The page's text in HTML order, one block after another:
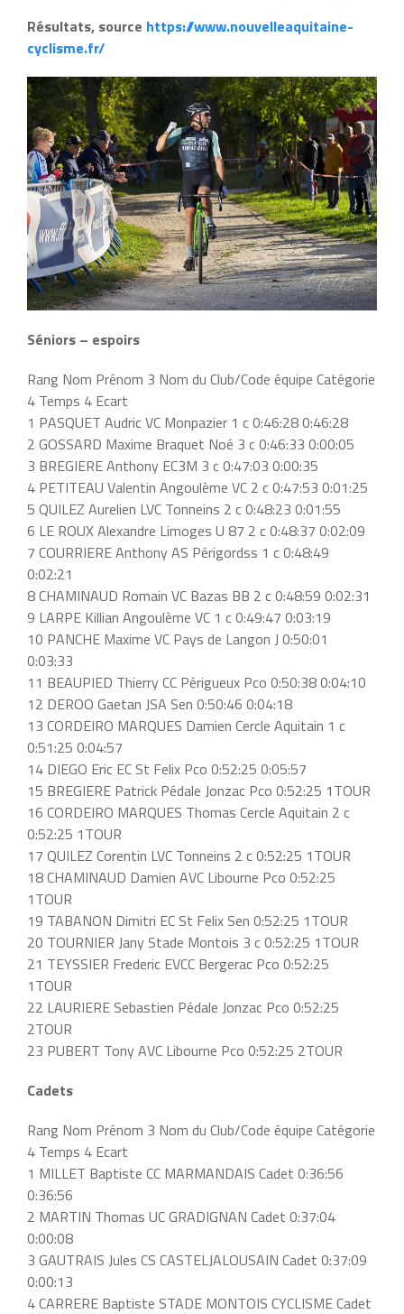
Résultats, source https://www.nouvelleaquitaine-
cyclisme.fr/
Séniors – espoirs
Rang Nom Prénom 3 Nom du Club/Code équipe Catégorie
4 Temps 4 Ecart
1 PASQUET Audric VC Monpazier 1 c 0:46:28 0:46:28
2 GOSSARD Maxime Braquet Noé 3 c 0:46:33 0:00:05
3 BREGIERE Anthony EC3M 3 c 0:47:03 0:00:35
4 PETITEAU Valentin Angoulème VC 2 c 0:47:53 0:01:25
5 QUILEZ Aurelien LVC Tonneins 2 c 0:48:23 0:01:55
6 LE ROUX Alexandre Limoges U 87 2 c 0:48:37 0:02:09
7 COURRIERE Anthony AS Périgordss 1 c 0:48:49
0:02:21
8 CHAMINAUD Romain VC Bazas BB 2 c 0:48:59 0:02:31
9 LARPE Killian Angoulème VC 1 c 0:49:47 0:03:19
10 PANCHE Maxime VC Pays de Langon J 0:50:01
0:03:33
11 BEAUPIED Thierry CC Périgueux Pco 0:50:38 0:04:10
12 DEROO Gaetan JSA Sen 0:50:46 0:04:18
13 CORDEIRO MARQUES Damien Cercle Aquitain 1 c
0:51:25 0:04:57
14 DIEGO Eric EC St Felix Pco 0:52:25 0:05:57
15 BREGIERE Patrick Pédale Jonzac Pco 0:52:25 1TOUR
16 CORDEIRO MARQUES Thomas Cercle Aquitain 2 c
0:52:25 1TOUR
17 QUILEZ Corentin LVC Tonneins 2 c 0:52:25 1TOUR
18 CHAMINAUD Damien AVC Libourne Pco 0:52:25
1TOUR
19 TABANON Dimitri EC St Felix Sen 0:52:25 1TOUR
20 TOURNIER Jany Stade Montois 3 c 0:52:25 1TOUR
21 TEYSSIER Frederic EVCC Bergerac Pco 0:52:25
1TOUR
22 LAURIERE Sebastien Pédale Jonzac Pco 0:52:25
2TOUR
23 PUBERT Tony AVC Libourne Pco 0:52:25 2TOUR
Cadets
Rang Nom Prénom 3 Nom du Club/Code équipe Catégorie
4 Temps 4 Ecart
1 MILLET Baptiste CC MARMANDAIS Cadet 0:36:56
0:36:56
2 MARTIN Thomas UC GRADIGNAN Cadet 0:37:04
0:00:08
3 GAUTRAIS Jules CS CASTELJALOUSAIN Cadet 0:37:09
0:00:13
4 CARRERE Baptiste STADE MONTOIS CYCLISME Cadet